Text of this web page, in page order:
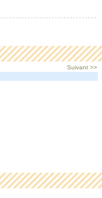
Suivant >>